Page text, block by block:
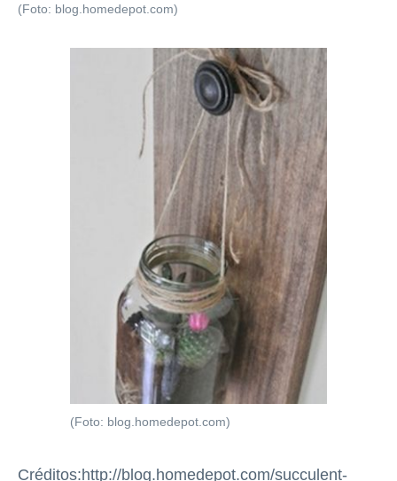
(Foto: blog.homedepot.com)
(Foto: blog.homedepot.com)
Créditos:http://blog.homedepot.com/succulent-